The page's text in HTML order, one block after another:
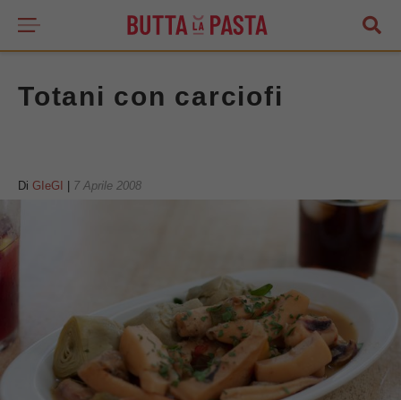
Totani con carciofi
Di GIeGI 7 Aprile 2008